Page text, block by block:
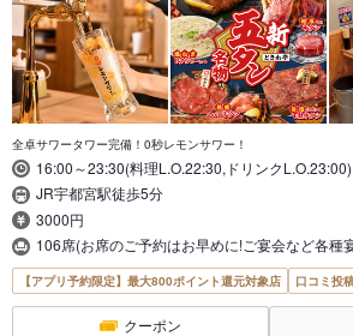
全卓サワータワー完備！0秒レモンサワー！
16:00～23:30(料理L.O.22:30,ドリンクL.O.23:00)
JR宇都宮駅徒歩5分
3000円
106席(お席のご予約はお早めに!ご宴会など各種
【アプリ予約限定】最大800ポイント還元対象店 口コミ投
クーポン